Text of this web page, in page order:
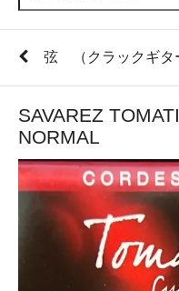
弦 （クラックギタ
SAVAREZ
NORMAL